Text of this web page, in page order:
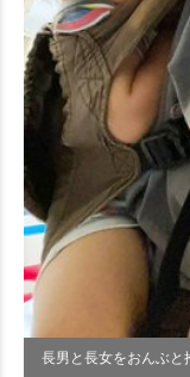
長男と長女をおんぶと